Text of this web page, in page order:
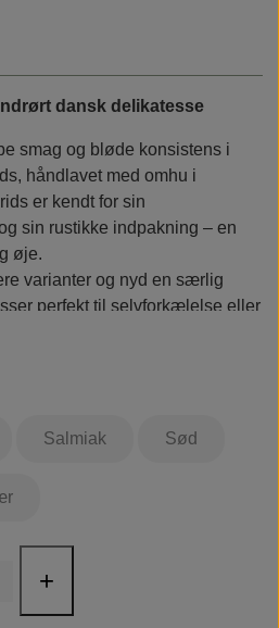
dansk delikatesse
smag og bløde konsistens i
håndlavet med omhu i
er kendt for sin
sin rustikke indpakning – en
øje.
varianter og nyd en særlig
perfekt til selvforkælelse eller
– dyb, intens lakrids med
strejf af havsalt – til dig, der
variant med tydelig
Salmiak Sød
+